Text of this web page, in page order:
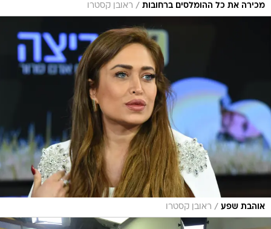
מכירה את כל ההומלסים ברחובות / ראובן קסטרו
אוהבת שפע / ראובן קסטרו